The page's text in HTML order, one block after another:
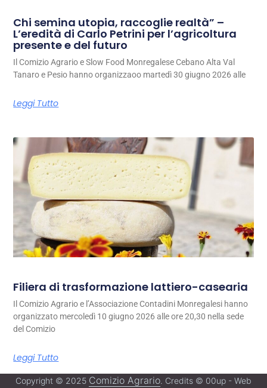
Chi semina utopia, raccoglie realtà” –
L’eredità di Carlo Petrini per l’agricoltura
presente e del futuro
Il Comizio Agrario e Slow Food Monregalese Cebano Alta Val
Tanaro e Pesio hanno organizzaoo martedì 30 giugno 2026 alle
Leggi Tutto
Filiera di trasformazione lattiero-casearia
Il Comizio Agrario e l’Associazione Contadini Monregalesi hanno
organizzato mercoledì 10 giugno 2026 alle ore 20,30 nella sede
del Comizio
Leggi Tutto
Copyright © 2025 Comizio Agrario. Credits © 00up - Web